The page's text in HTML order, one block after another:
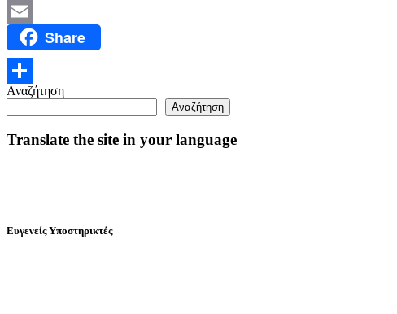
Twitter
Email Share
Μοιραστείτε
Αναζήτηση
Αναζήτηση
Translate the site in your language
Ευγενείς Υποστηρικτές